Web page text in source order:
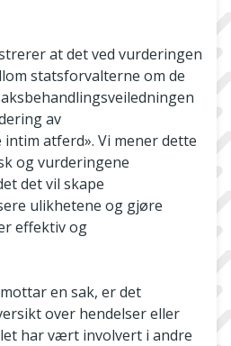
at det ved vurderingen
statsforvalterne om de
av
atferd». Vi mener dette
og vurderingene
det vil skape
ulikhetene og gjøre
effektiv og
en sak, er det
over hendelser eller
har vært involvert i andre